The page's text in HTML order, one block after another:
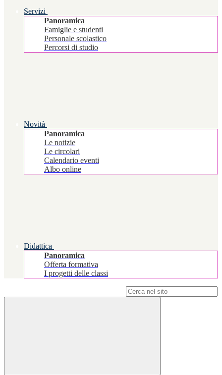
Servizi
Panoramica
Famiglie e studenti
Personale scolastico
Percorsi di studio
Novità
Panoramica
Le notizie
Le circolari
Calendario eventi
Albo online
Didattica
Panoramica
Offerta formativa
I progetti delle classi